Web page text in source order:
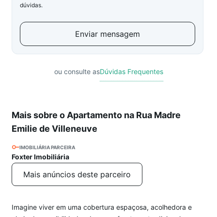
dúvidas.
Enviar mensagem
ou consulte asDúvidas Frequentes
Mais sobre o Apartamento na Rua Madre
Emilie de Villeneuve
IMOBILIÁRIA PARCEIRA
Foxter Imobiliária
Mais anúncios deste parceiro
Imagine viver em uma cobertura espaçosa, acolhedora e